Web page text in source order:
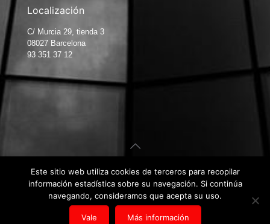
Localización
C/ Murcia 29, tienda 3
08027 Barcelona
93 351 37 12
© Carpintería de Aluminio Barcelona. Diseño web porKiwop.
Aviso Legal|Política de Privacidad|Política de Cookies
Este sitio web utiliza cookies de terceros para recopilar
información estadística sobre su navegación. Si continúa
navegando, consideramos que acepta su uso.
Vale Más información